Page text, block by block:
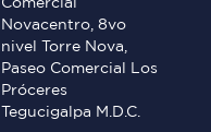
Novacentro, 8vo
nivel Torre Nova,
Paseo Comercial Los
Próceres
Tegucigalpa M.D.C.